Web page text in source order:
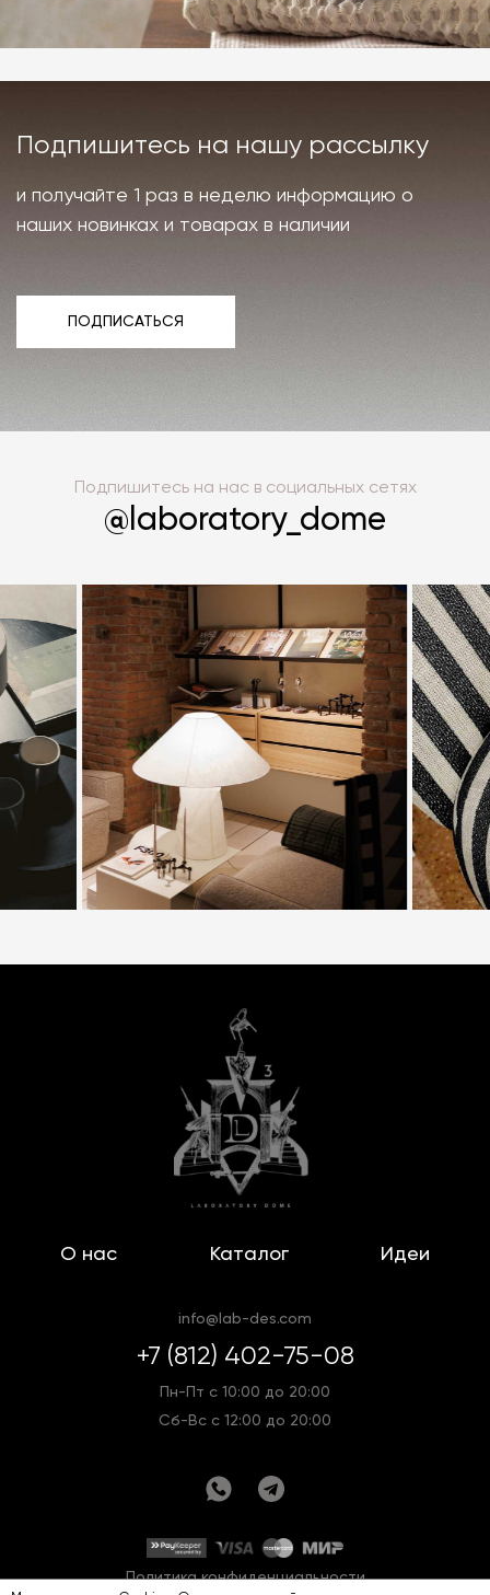
Подпишитесь на нашу рассылку
и получайте 1 раз в неделю информацию о
наших новинках и товарах в наличии
ПОДПИСАТЬСЯ
Подпишитесь на нас в социальных сетях
@laboratory_dome
О нас Каталог Идеи
info@lab-des.com
+7 (812) 402-75-08
Пн-Пт с 10:00 до 20:00
Сб-Вс с 12:00 до 20:00
Политика конфиденциальности